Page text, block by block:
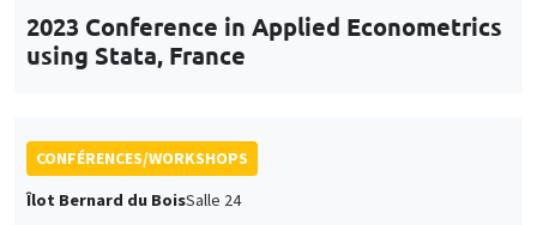
2023 Conference in Applied Econometrics
using Stata, France
CONFÉRENCES/WORKSHOPS
Îlot Bernard du BoisSalle 24